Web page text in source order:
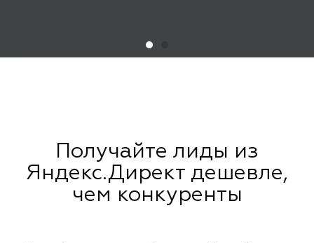
Получайте лиды из
Яндекс.Директ дешевле,
чем конкуренты